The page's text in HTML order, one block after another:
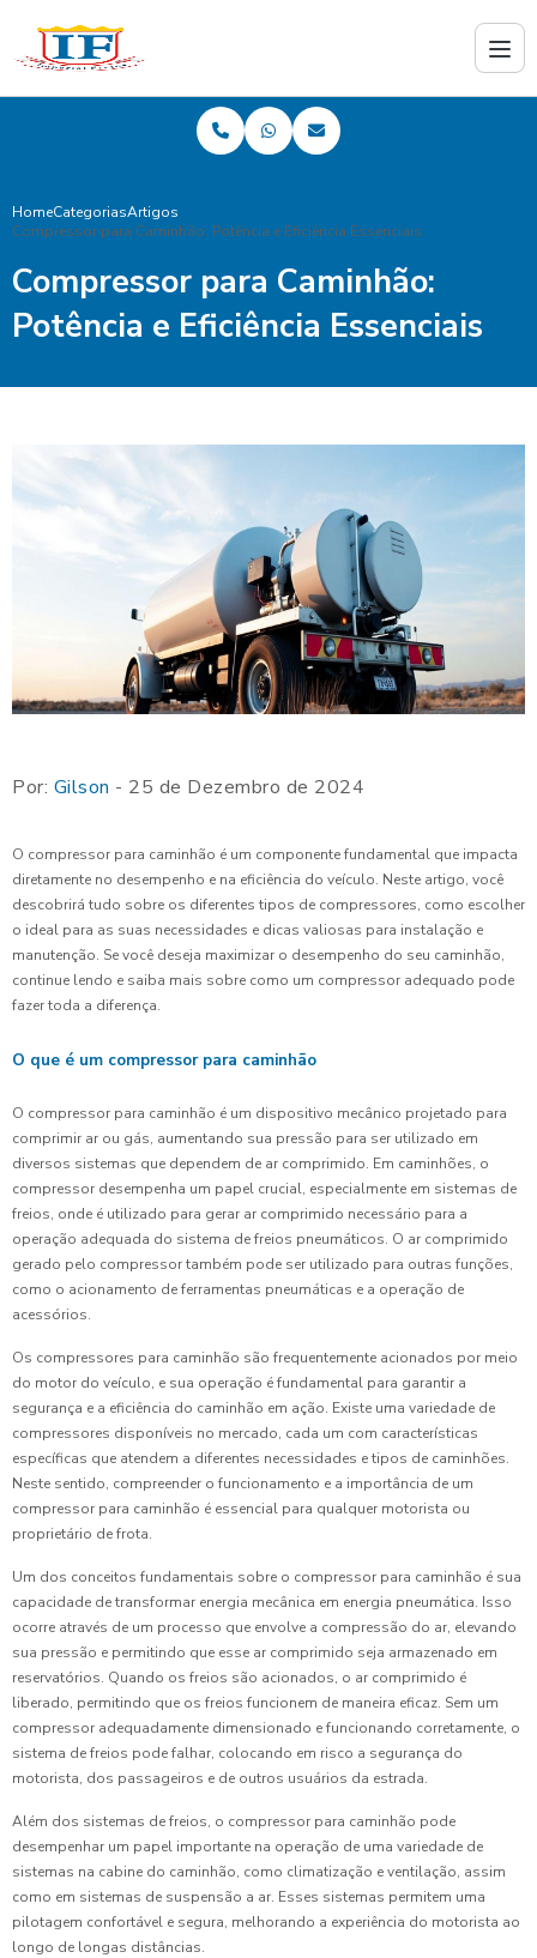
HomeCategoriasArtigos
Compressor para Caminhão: Potência e Eficiência Essenciais
Compressor para Caminhão:
Potência e Eficiência Essenciais
Por: Gilson - 25 de Dezembro de 2024
O compressor para caminhão é um componente fundamental que impacta
diretamente no desempenho e na eficiência do veículo. Neste artigo, você
descobrirá tudo sobre os diferentes tipos de compressores, como escolher
o ideal para as suas necessidades e dicas valiosas para instalação e
manutenção. Se você deseja maximizar o desempenho do seu caminhão,
continue lendo e saiba mais sobre como um compressor adequado pode
fazer toda a diferença.
O que é um compressor para caminhão
O compressor para caminhão é um dispositivo mecânico projetado para
comprimir ar ou gás, aumentando sua pressão para ser utilizado em
diversos sistemas que dependem de ar comprimido. Em caminhões, o
compressor desempenha um papel crucial, especialmente em sistemas de
freios, onde é utilizado para gerar ar comprimido necessário para a
operação adequada do sistema de freios pneumáticos. O ar comprimido
gerado pelo compressor também pode ser utilizado para outras funções,
como o acionamento de ferramentas pneumáticas e a operação de
acessórios.
Os compressores para caminhão são frequentemente acionados por meio
do motor do veículo, e sua operação é fundamental para garantir a
segurança e a eficiência do caminhão em ação. Existe uma variedade de
compressores disponíveis no mercado, cada um com características
específicas que atendem a diferentes necessidades e tipos de caminhões.
Neste sentido, compreender o funcionamento e a importância de um
compressor para caminhão é essencial para qualquer motorista ou
proprietário de frota.
Um dos conceitos fundamentais sobre o compressor para caminhão é sua
capacidade de transformar energia mecânica em energia pneumática. Isso
ocorre através de um processo que envolve a compressão do ar, elevando
sua pressão e permitindo que esse ar comprimido seja armazenado em
reservatórios. Quando os freios são acionados, o ar comprimido é
liberado, permitindo que os freios funcionem de maneira eficaz. Sem um
compressor adequadamente dimensionado e funcionando corretamente, o
sistema de freios pode falhar, colocando em risco a segurança do
motorista, dos passageiros e de outros usuários da estrada.
Além dos sistemas de freios, o compressor para caminhão pode
desempenhar um papel importante na operação de uma variedade de
sistemas na cabine do caminhão, como climatização e ventilação, assim
como em sistemas de suspensão a ar. Esses sistemas permitem uma
pilotagem confortável e segura, melhorando a experiência do motorista ao
longo de longas distâncias.